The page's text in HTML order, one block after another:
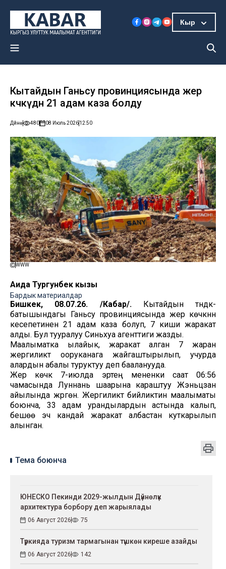
Кыр
Кытайдын Ганьсу провинциясында жер
көчкүдөн 21 адам каза болду
Дүйнө 480 08 Июль 202612:50
WWW
Аида Тургунбек кызы
Бардык материалдар
Бишкек, 08.07.26. /Кабар/.Кытайдын түндүк-
батышындагы Ганьсу провинциясында жер көчкүнүн
кесепетинен 21 адам каза болуп, 7 киши жаракат
алды. Бул тууралуу Синьхуа агенттиги жазды.
Маалыматка ылайык, жаракат алган 7 жаран
жергиликтүү ооруканага жайгаштырылып, учурда
алардын абалы туруктуу деп бааланууда.
Жер көчкү 7-июлда эртең мененки саат 06:56
чамасында Луннань шаарына караштуу Жэньцзан
айылында жүргөн. Жергиликтүү бийликтин маалыматы
боюнча, 33 адам урандылардын астында калып,
бешөө эч кандай жаракат албастан куткарылып
алынган.
Тема боюнча
ЮНЕСКО Пекинди 2029-жылдын Дүйнөлүк
архитектура борбору деп жарыялады
06 Август 2026 75
Түркияда туризм тармагынан түшкөн киреше азайды
06 Август 2026 142